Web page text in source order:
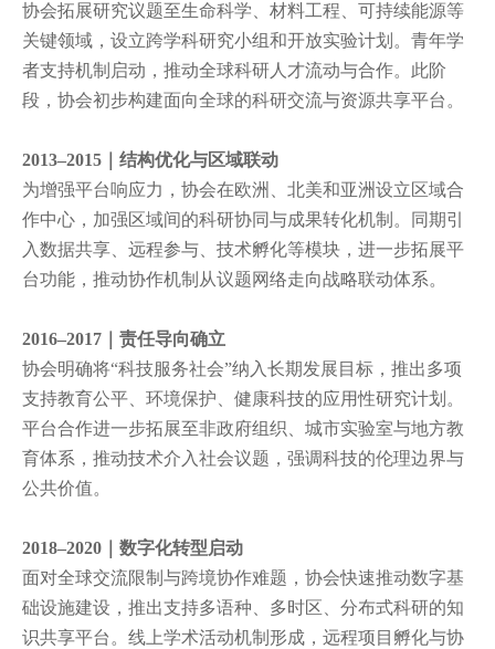
协会拓展研究议题至生命科学、材料工程、可持续能源等
关键领域，设立跨学科研究小组和开放实验计划。青年学
者支持机制启动，推动全球科研人才流动与合作。此阶
段，协会初步构建面向全球的科研交流与资源共享平台。
2013–2015｜结构优化与区域联动
为增强平台响应力，协会在欧洲、北美和亚洲设立区域合
作中心，加强区域间的科研协同与成果转化机制。同期引
入数据共享、远程参与、技术孵化等模块，进一步拓展平
台功能，推动协作机制从议题网络走向战略联动体系。
2016–2017｜责任导向确立
协会明确将“科技服务社会”纳入长期发展目标，推出多项
支持教育公平、环境保护、健康科技的应用性研究计划。
平台合作进一步拓展至非政府组织、城市实验室与地方教
育体系，推动技术介入社会议题，强调科技的伦理边界与
公共价值。
2018–2020｜数字化转型启动
面对全球交流限制与跨境协作难题，协会快速推动数字基
础设施建设，推出支持多语种、多时区、分布式科研的知
识共享平台。线上学术活动机制形成，远程项目孵化与协